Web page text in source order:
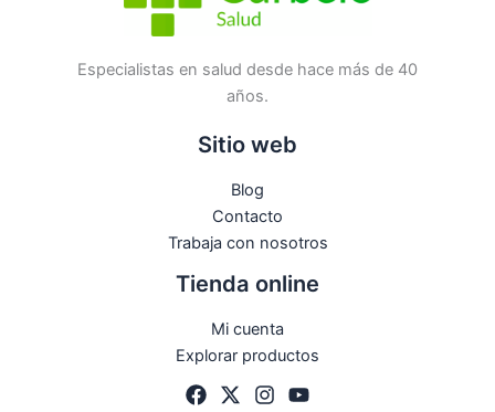
Especialistas en salud desde hace más de 40
años.
Sitio web
Blog
Contacto
Trabaja con nosotros
Tienda online
Mi cuenta
Explorar productos